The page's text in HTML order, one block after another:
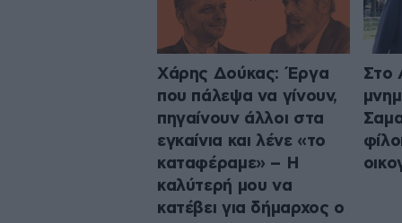
Χάρης Δούκας: Έργα
που πάλεψα να γίνουν,
πηγαίνουν άλλοι στα
εγκαίνια και λένε «το
καταφέραμε» – Η
καλύτερή μου να
κατέβει για δήμαρχος ο
Στο